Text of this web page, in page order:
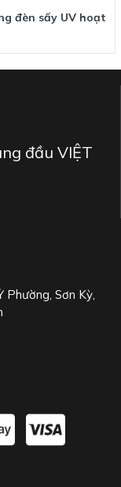
đèn sấy UV hoạt
đầu VIỆT
Phường, Sơn Kỳ,